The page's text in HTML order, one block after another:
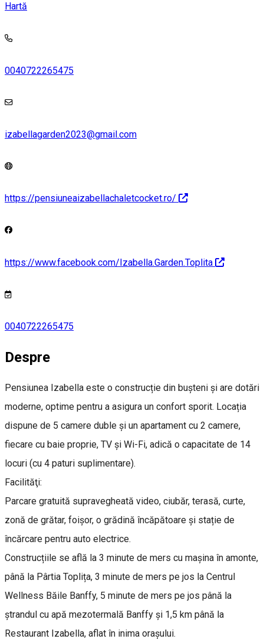
Hartă
0040722265475
izabellagarden2023@gmail.com
https://pensiuneaizabellachaletcocket.ro/
https://www.facebook.com/Izabella.Garden.Toplita
0040722265475
Despre
Pensiunea Izabella este o construcție din bușteni și are dotări
moderne, optime pentru a asigura un confort sporit. Locația
dispune de 5 camere duble și un apartament cu 2 camere,
fiecare cu baie proprie, TV și Wi-Fi, adică o capacitate de 14
locuri (cu 4 paturi suplimentare).
Facilităţi:
Parcare gratuită supravegheată video, ciubăr, terasă, curte,
zonă de grătar, foișor, o grădină încăpătoare și stație de
încărcare pentru auto electrice.
Construcțiile se află la 3 minute de mers cu mașina în amonte,
până la Pârtia Toplița, 3 minute de mers pe jos la Centrul
Wellness Băile Banffy, 5 minute de mers pe jos până la
ștrandul cu apă mezotermală Banffy și 1,5 km până la
Restaurant Izabella, aflat în inima orașului.